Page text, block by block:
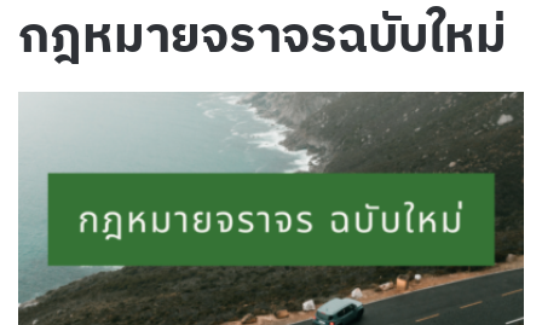
กฎหมายจราจรฉบับใหม่